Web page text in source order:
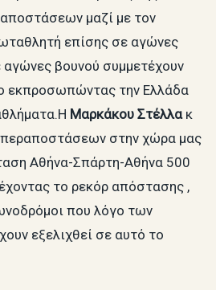
μαζί με τον
επίσης σε αγώνες
βουνού συμμετέχουν
εκπροσωπώντας την Ελλάδα
Μαρκάκου Στέλλακ
στην χώρα μας
Αθήνα-Σπάρτη-Αθήνα 500
το ρεκόρ απόστασης ,
που λόγο των
εξελιχθεί σε αυτό το